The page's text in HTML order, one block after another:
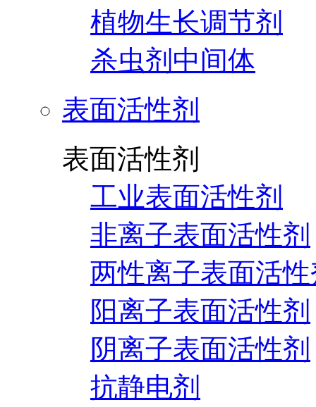
植物生长调节剂
杀虫剂中间体
表面活性剂
表面活性剂
工业表面活性剂
非离子表面活性剂
两性离子表面活
阳离子表面活性剂
阴离子表面活性剂
抗静电剂